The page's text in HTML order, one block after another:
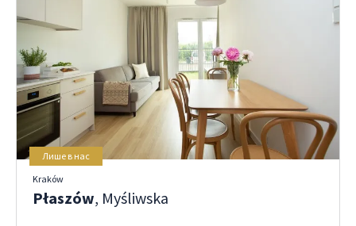
Лише в нас
Kraków
Płaszów, Myśliwska